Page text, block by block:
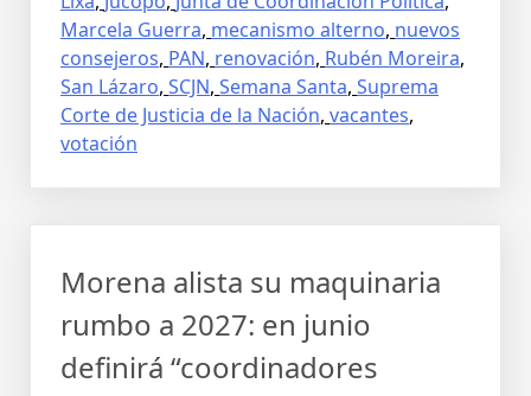
Marcela Guerra, mecanismo alterno, nuevos
consejeros, PAN, renovación, Rubén Moreira,
San Lázaro, SCJN, Semana Santa, Suprema
Corte de Justicia de la Nación, vacantes,
votación
Morena alista su maquinaria
rumbo a 2027: en junio
definirá “coordinadores